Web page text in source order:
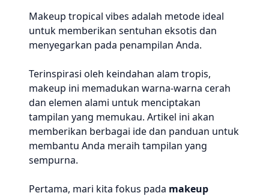
Makeup tropical vibes adalah metode ideal
untuk memberikan sentuhan eksotis dan
menyegarkan pada penampilan Anda.
Terinspirasi oleh keindahan alam tropis,
makeup ini memadukan warna-warna cerah
dan elemen alami untuk menciptakan
tampilan yang memukau. Artikel ini akan
memberikan berbagai ide dan panduan untuk
membantu Anda meraih tampilan yang
sempurna.
Pertama, mari kita fokus pada makeup